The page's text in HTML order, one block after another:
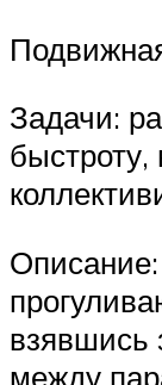
Задачи:
быстроту,
взявшись
между